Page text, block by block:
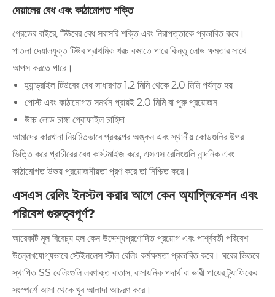
দেয়ালের বেধ এবং কাঠামোগত শক্তি
গ্রেডের বাইরে, টিউবের বেধ সরাসরি শক্তি এবং নিরাপত্তাকে প্রভাবিত করে।
পাতলা দেয়ালযুক্ত টিউব প্রাথমিক খরচ কমাতে পারে কিন্তু লোড ক্ষমতার সাথে
আপস করতে পারে।
হ্যান্ড্রাইল টিউবের বেধ সাধারণত 1.2 মিমি থেকে 2.0 মিমি পর্যন্ত হয়
পোস্ট এবং কাঠামোগত সমর্থন প্রায়ই 2.0 মিমি বা পুরু প্রয়োজন
উচ্চ লোড চাঙ্গা প্রোফাইল চাহিদা
আমাদের কারখানা নিয়মিতভাবে প্রকল্পের অঙ্কন এবং স্থানীয় কোডগুলির উপর
ভিত্তি করে প্রাচীরের বেধ কাস্টমাইজ করে, এসএস রেলিংগুলি নান্দনিক এবং
কাঠামোগত উভয় প্রয়োজনীয়তা পূরণ করে তা নিশ্চিত করে।
এসএস রেলিং ইনস্টল করার আগে কেন অ্যাপ্লিকেশন এবং
পরিবেশ গুরুত্বপূর্ণ?
আরেকটি মূল বিবেচ্য হল কেন উদ্দেশ্যপ্রণোদিত প্রয়োগ এবং পার্শ্ববর্তী পরিবেশ
উল্লেখযোগ্যভাবে স্টেইনলেস স্টীল রেলিং কর্মক্ষমতা প্রভাবিত করে। ঘরের ভিতরে
স্থাপিত SS রেলিংগুলি লবণাক্ত বাতাস, রাসায়নিক পদার্থ বা ভারী পায়ের ট্র্যাফিকের
সংস্পর্শে আসা থেকে খুব আলাদা আচরণ করে।